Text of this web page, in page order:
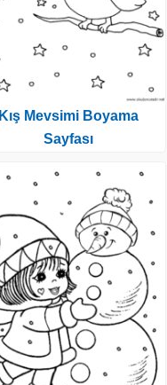
Kış Mevsimi Boyama
Sayfası